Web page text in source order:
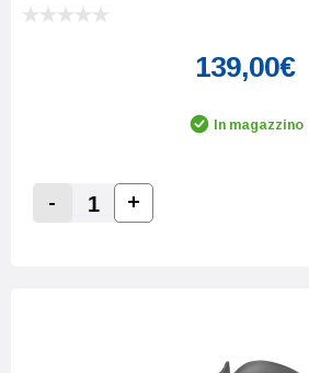
139,00€
In magazzino
Decrease Quantity:
-
Increase Quantity:
+